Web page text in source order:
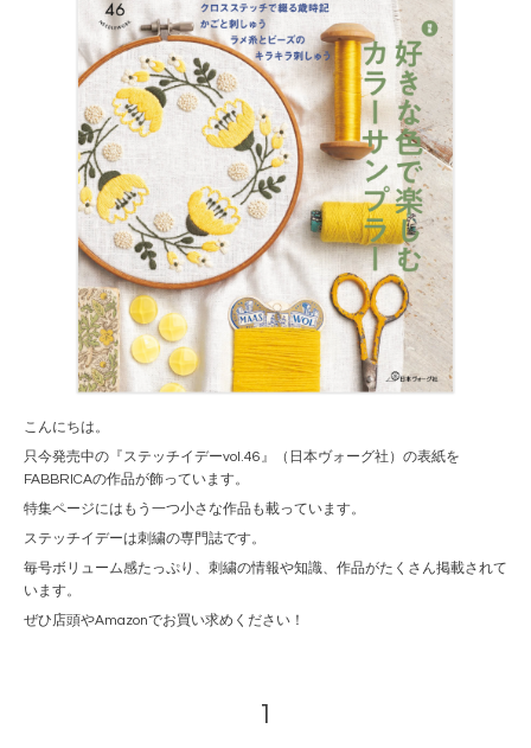
こんにちは。
只今発売中の『ステッチイデーvol.46』（日本ヴォーグ社）の表紙を
FABBRICAの作品が飾っています。
特集ページにはもう一つ小さな作品も載っています。
ステッチイデーは刺繍の専門誌です。
毎号ボリューム感たっぷり、刺繍の情報や知識、作品がたくさん掲載されて
います。
ぜひ店頭やAmazonでお買い求めください！
1